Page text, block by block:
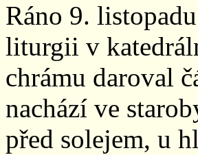
Ráno 9.
liturgii v
chrámu daroval
nachází ve
před solejem, u